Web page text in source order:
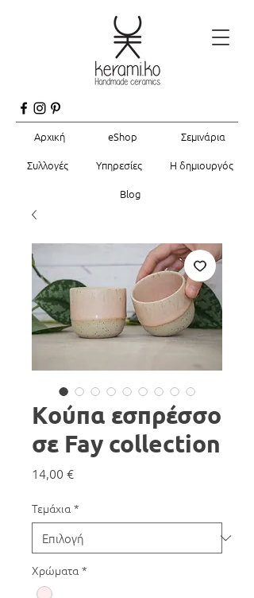
Αρχική eShop
Σεμινάρια
Συλλογές
Υπηρεσίες
Η δημιουργός
Blog
Κούπα εσπρέσσο
σε Fay collection
14,00 €Τιμή
Τεμάχια *
Χρώματα *